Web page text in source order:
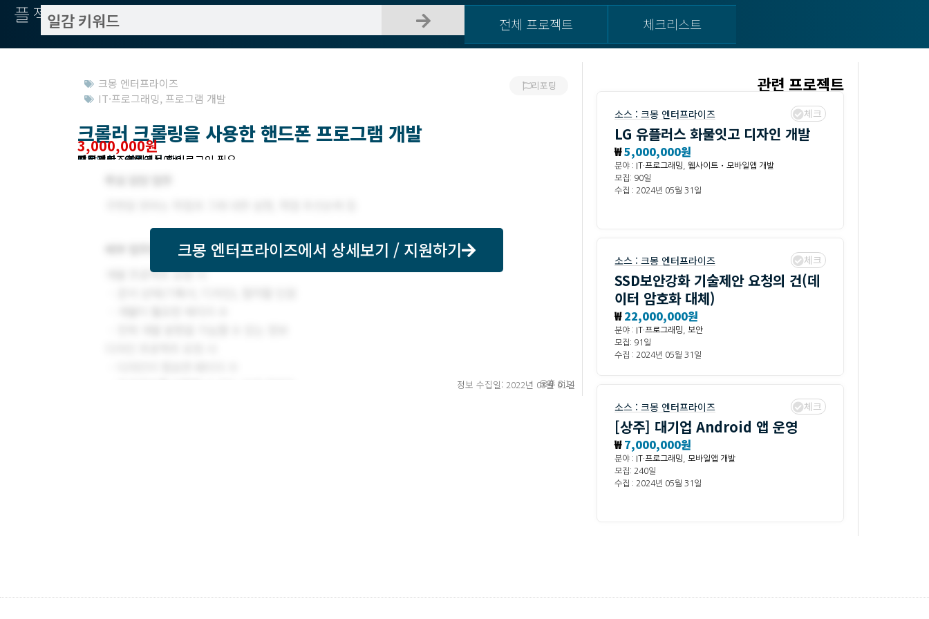
플젝서치 전체 프로젝트 체크리스트
크몽 엔터프라이즈
IT·프로그래밍, 프로그램 개발
리포팅
크롤러 크롤링을 사용한 핸드폰 프로그램 개발
3,000,000원
작업방식 : 외주
모집기한 : 크몽에서 확인
예상기간 : 99일
프로젝트조회 : 크몽에서 로그인 필요
받은제안 : 크몽에서 확인
크몽 엔터프라이즈에서 상세보기 / 지원하기
정보 수집일: 2022년 03월 01일
오후 8:14
관련 프로젝트
소스 : 크몽 엔터프라이즈 체크
LG 유플러스 화물잇고 디자인 개발
₩5,000,000원
분야 : IT·프로그래밍
웹사이트・모바일앱 개발
모집: 90일
수집 : 2024년 05월 31일
소스 : 크몽 엔터프라이즈 체크
SSD보안강화 기술제안 요청의 건(데
이터 암호화 대체)
₩22,000,000원
분야 : IT·프로그래밍
보안
모집: 91일
수집 : 2024년 05월 31일
소스 : 크몽 엔터프라이즈 체크
[상주] 대기업 Android 앱 운영
₩7,000,000원
분야 : IT·프로그래밍
모바일앱 개발
모집: 240일
수집 : 2024년 05월 31일